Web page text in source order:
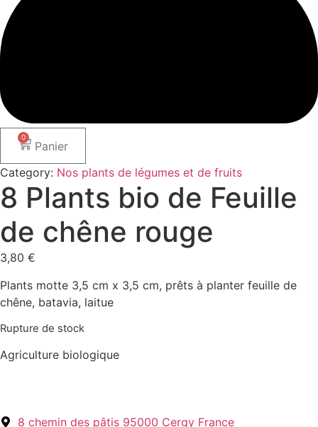
0
Panier
Category: Nos plants de légumes et de fruits
8 Plants bio de Feuille
de chêne rouge
3,80 €
Plants motte 3,5 cm x 3,5 cm, prêts à planter feuille de
chêne, batavia, laitue
Rupture de stock
Agriculture biologique
8 chemin des pâtis 95000 Cergy France